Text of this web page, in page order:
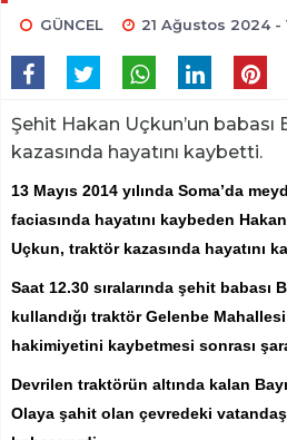
GÜNCEL 21 Ağustos 2024 -
Şehit Hakan Uçkun’un
kazasında hayatını kaybetti.
13 Mayıs 2014 yılında Soma’da
faciasında hayatını kaybeden
Uçkun, traktör kazasında hayatını
Saat 12.30 sıralarında şehit babası
kullandığı traktör Gelenbe
hakimiyetini kaybetmesi sonrası
Devrilen traktörün altında kalan
Olaya şahit olan çevredeki